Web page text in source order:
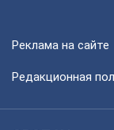
Реклама на сайте
Редакционная